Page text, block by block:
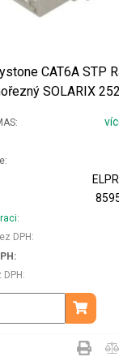
CAT6A STP
SOLARIX
DPH
ks
Přidat